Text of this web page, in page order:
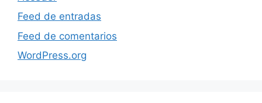
Feed de entradas
Feed de comentarios
WordPress.org